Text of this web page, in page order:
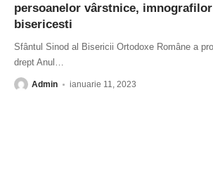
persoanelor vârstnice,
bisericesti
Sfântul Sinod al Bisericii Ortodoxe Române a
drept Anul …
Admin ianuarie 11, 2023